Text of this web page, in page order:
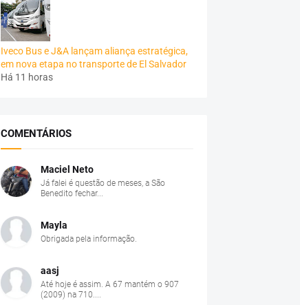
Iveco Bus e J&A lançam aliança estratégica,
em nova etapa no transporte de El Salvador
Há 11 horas
COMENTÁRIOS
Maciel Neto
Já falei é questão de meses, a São
Benedito fechar...
Mayla
Obrigada pela informação.
aasj
Até hoje é assim. A 67 mantém o 907
(2009) na 710....